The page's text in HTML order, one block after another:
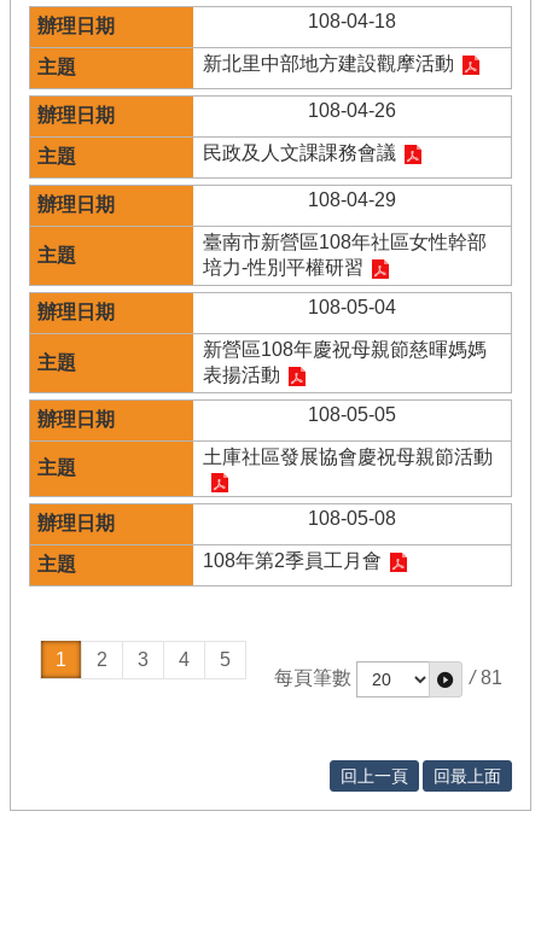
108-04-18
新北里中部地方建設觀摩活動
108-04-26
民政及人文課課務會議
108-04-29
臺南市新營區108年社區女性幹部
培力-性別平權研習
108-05-04
新營區108年慶祝母親節慈暉媽媽
表揚活動
108-05-05
土庫社區發展協會慶祝母親節活動
108-05-08
108年第2季員工月會
1 2 3 4
5
每頁筆數
/ 81
回上一頁 回最上面